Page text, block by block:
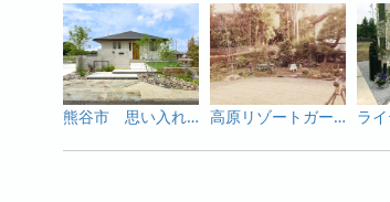
熊谷市 思い入れある灯篭や石と新たな素材が生み出す緑あふれる趣のあるオープン外構 高原リゾートガーデン 涼やかに夏を楽しめるガーデンシンクつきのお庭